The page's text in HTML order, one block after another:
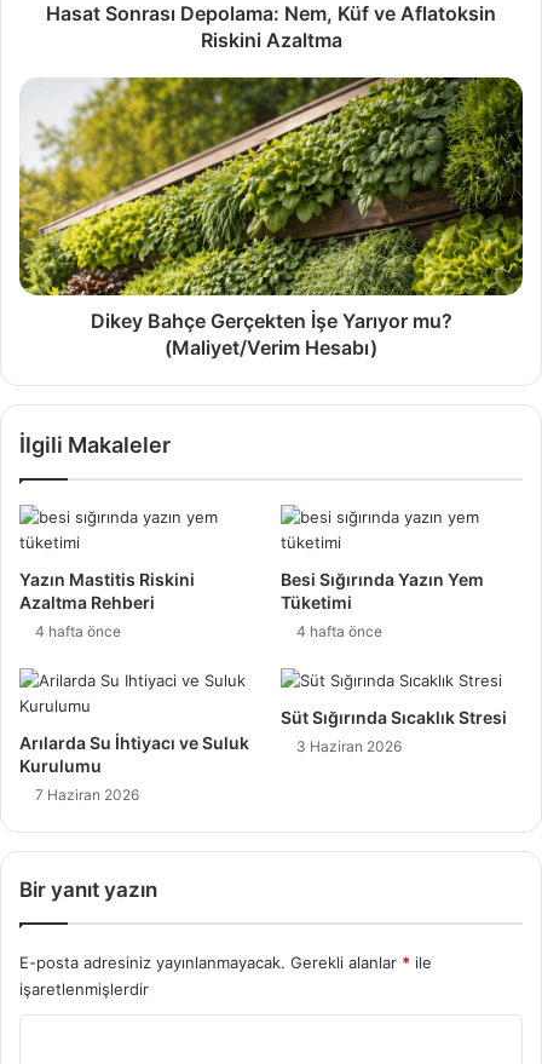
Hasat Sonrası Depolama: Nem, Küf ve Aflatoksin
Riskini Azaltma
Dikey
Gerçekten
İşe
Yarıyor
mu?
(Maliyet/Verim
Hesabı)
Dikey Bahçe Gerçekten İşe Yarıyor mu?
(Maliyet/Verim Hesabı)
İlgili Makaleler
Yazın Mastitis Riskini
Azaltma Rehberi
4 hafta önce
Besi Sığırında Yazın Yem
Tüketimi
4 hafta önce
Arılarda Su İhtiyacı ve Suluk
Kurulumu
7 Haziran 2026
Süt Sığırında Sıcaklık Stresi
3 Haziran 2026
Bir yanıt yazın
E-posta adresiniz yayınlanmayacak. Gerekli alanlar * ile
işaretlenmişlerdir